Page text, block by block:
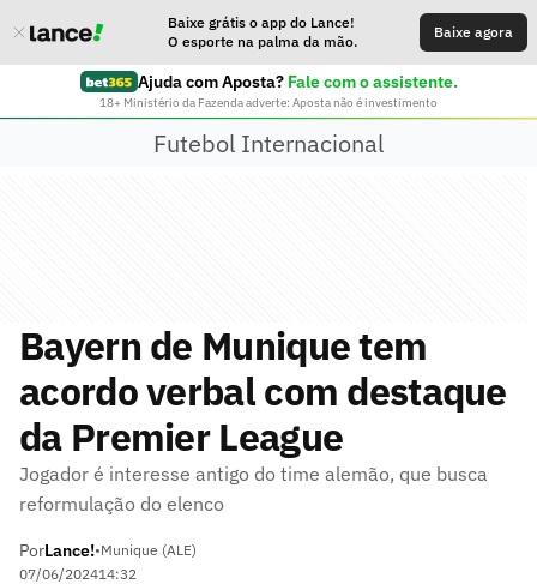
Baixe grátis o app do Lance!
O esporte na palma da mão.
Baixe agora
Ajuda com Aposta? Fale com o assistente.
18+ Ministério da Fazenda adverte: Aposta não é investimento
Futebol Internacional
Bayern de Munique tem
acordo verbal com destaque
da Premier League
Jogador é interesse antigo do time alemão, que busca
reformulação do elenco
PorLance!•Munique (ALE)
07/06/202414:32